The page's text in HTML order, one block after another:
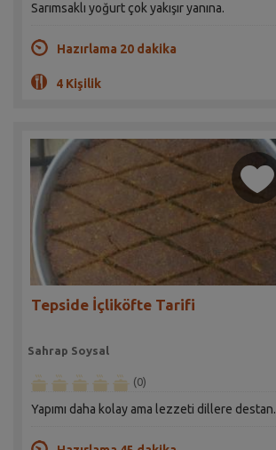
Sarımsaklı yoğurt çok yakışır yanına.
Hazırlama 20 dakika
4 Kişilik
Tepside İçliköfte Tarifi
Sahrap Soysal
(0)
Yapımı daha kolay ama lezzeti dillere destan.